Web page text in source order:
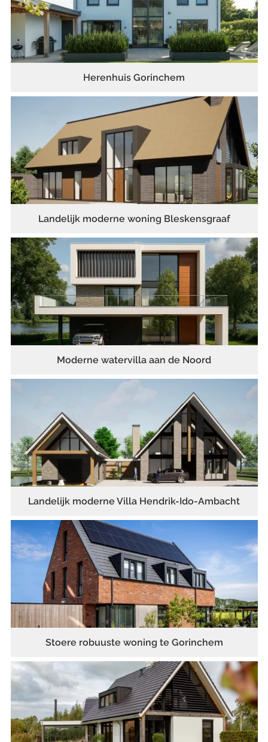
Herenhuis Gorinchem
Landelijk moderne woning Bleskensgraaf
Moderne watervilla aan de Noord
Landelijk moderne Villa Hendrik-Ido-Ambacht
Stoere robuuste woning te Gorinchem